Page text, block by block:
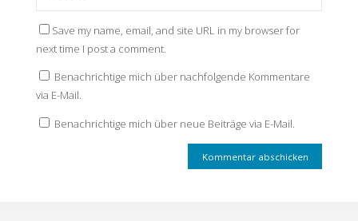
Save my name, email, and site URL in my browser for
next time I post a comment.
Benachrichtige mich über nachfolgende Kommentare
via E-Mail.
Benachrichtige mich über neue Beiträge via E-Mail.